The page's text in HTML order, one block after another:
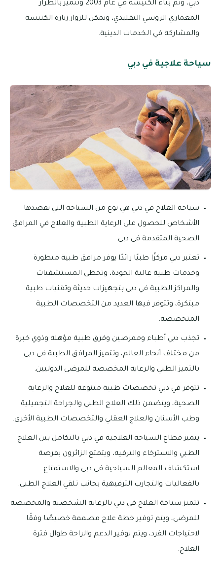
دبي، وتم بناء الكنيسة في عام 2003 وتتميز بالطراز
المعماري الروسي التقليدي، ويمكن للزوار زيارة الكنيسة
والمشاركة في الخدمات الدينية.
سياحة علاجية في دبي
سياحة العلاج في دبي هي نوع من السياحة التي يقصدها
الأشخاص للحصول على الرعاية الطبية والعلاج في المرافق
الصحية المتقدمة في دبي.
تعتبر دبي مركزًا طبيًا رائدًا يوفر مرافق طبية متطورة
وخدمات طبية عالية الجودة، وتحظى المستشفيات
والمراكز الطبية في دبي بتجهيزات حديثة وتقنيات طبية
مبتكرة، وتتوفر فيها العديد من التخصصات الطبية
المتخصصة.
تجذب دبي أطباء وممرضين وفرق طبية مؤهلة وذوي خبرة
من مختلف أنحاء العالم، وتتميز المرافق الطبية في دبي
بالتميز الطبي والرعاية المخصصة للمرضى الدوليين.
تتوفر في دبي تخصصات طبية متنوعة للعلاج والرعاية
الصحية، ويتضمن ذلك العلاج الطبي والجراحة التجميلية
وطب الأسنان والعلاج العقلي والتخصصات الطبية الأخرى.
يتميز قطاع السياحة العلاجية في دبي بالتكامل بين العلاج
الطبي والاسترخاء والترفيه، ويتمتع الزائرون بفرصة
استكشاف المعالم السياحية في دبي والاستمتاع
بالفعاليات والتجارب الترفيهية بجانب تلقي العلاج الطبي.
تتميز سياحة العلاج في دبي بالرعاية الشخصية والمخصصة
للمرضى، ويتم توفير خطة علاج مصممة خصيصًا وفقًا
لاحتياجات الفرد، ويتم توفير الدعم والراحة طوال فترة
العلاج.